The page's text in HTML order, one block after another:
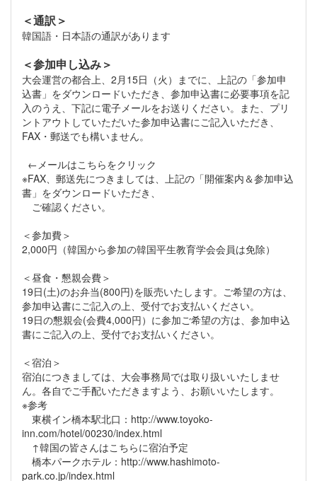
＜通訳＞
韓国語・日本語の通訳があります
＜参加申し込み＞
大会運営の都合上、2月15日（火）までに、上記の「参加申
込書」をダウンロードいただき、参加申込書に必要事項を記
入のうえ、下記に電子メールをお送りください。また、プリ
ントアウトしていただいた参加申込書にご記入いただき、
FAX・郵送でも構いません。
←メールはこちらをクリック
※FAX、郵送先につきましては、上記の「開催案内＆参加申込
書」をダウンロードいただき、
ご確認ください。
＜参加費＞
2,000円（韓国から参加の韓国平生教育学会会員は免除）
＜昼食・懇親会費＞
19日(土)のお弁当(800円)を販売いたします。ご希望の方は、
参加申込書にご記入の上、受付でお支払いください。
19日の懇親会(会費4,000円）に参加ご希望の方は、参加申込
書にご記入の上、受付でお支払いください。
＜宿泊＞
宿泊につきましては、大会事務局では取り扱いいたしませ
ん。各自でご手配いただきますよう、お願いいたします。
※参考
東横イン橋本駅北口：http://www.toyoko-
inn.com/hotel/00230/index.html
↑韓国の皆さんはこちらに宿泊予定
橋本パークホテル：http://www.hashimoto-
park.co.jp/index.html